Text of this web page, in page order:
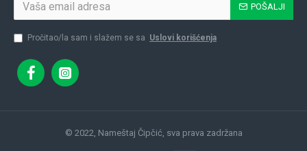
POŠALJI
Pročitao/la sam i slažem se sa Uslovi korišćenja
© 2022, Nameštaj Čipčić, sva prava zadržana